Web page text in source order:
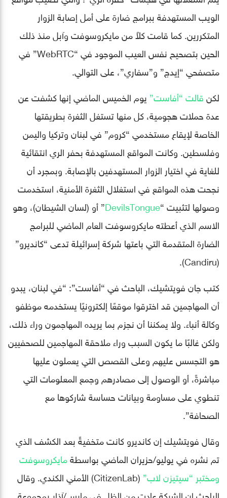
الويب المستهدفة ببرامج ضارة على أمل إصابة الزوار
المتكررين. كما قامت كلاً من مايكروسوفت وآبل منذ ذلك
الحين بتصحيح نفس العيب الموجود في “WebRTC” في
متصفحي “إيدج” و”سفاري”، على التوالي.
لكنقالت “أفاست” يوم الخميس الماضي إنها كشفت عن
عدة حملات هجومية، كل منها تستغل الثغرة بطريقتها
الخاصة لإيقاع مستخدمي “كروم” في لبنان وتركيا واليمن
وفلسطين. وكانت المواقع المستهدفة بحفر الري انتقائية
للغاية في اختيار الزوار المستهدفين بالإصابة. وبمجرد أن
نجحت هذه المواقع في استغلال الثغرة الأمنية، استخدمت
وصولها لتثبيت “DevilsTongue” أو (لسان الشيطان)، وهو
الاسم الذي أعطته مايكروسوفت العام الماضي للبرامج
الضارة المتقدمة التي باعتها شركة إسرائيلة تدعى “كانديرو”
(Candiru).
كتب جان فويتشيك، الباحث في “أفاست”: “في لبنان، يبدو
أن المهاجمين قد اخترقوا موقعًا إلكترونيًا يستخدمه موظفو
وكالة أنباء. ولا يمكننا أن نجزم بما يريده المهاجمون وراء ذلك،
ولكن غالبًا ما يكون السبب وراء ملاحقة المهاجمين للصحفيين
هو التجسس عليهم وعلى القصص التي يعملون عليها
مباشرةً، أو الوصول إلى مصادرهم وجمع المعلومات التي
تنطوي على مساومة وبيانات حساسة شاركوها مع
الصحافة”.
وقال فويتشيك إن كانديرو كانت متخفيةً بعد الكشف الذي
تم نشره في يوليو/حزيران الماضي بواسطةمايكروسوفت
ومختبر “سيتيزن لاب”
(CitizenLab) الأمني الكندي. وقال
الباحث إن الشركة عادت من الظل في مارس/آذار بمجموعة